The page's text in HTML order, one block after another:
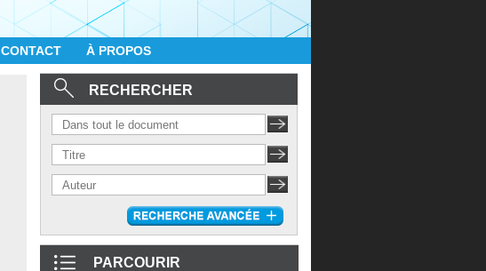
CONTACT À PROPOS
RECHERCHER
PARCOURIR